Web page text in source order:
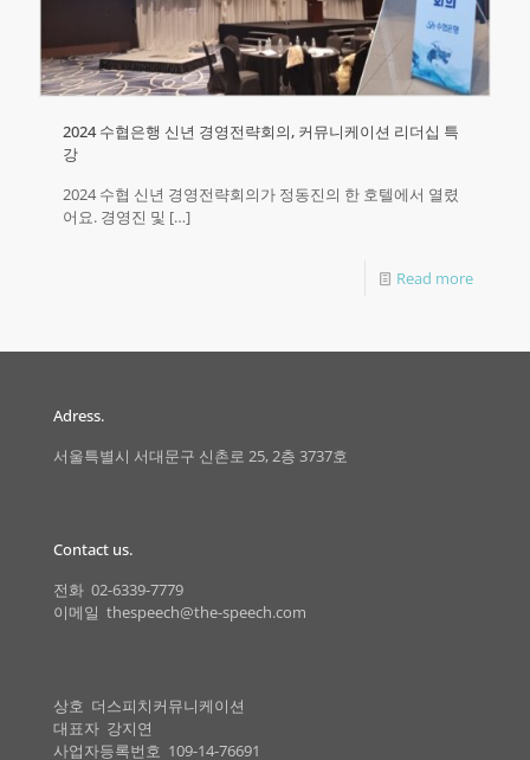
2024 수협은행 신년 경영전략회의, 커뮤니케이션 리더십 특
강
2024 수협 신년 경영전략회의가 정동진의 한 호텔에서 열렸
어요.​ 경영진 및 […]
Read more
Adress.
서울특별시 서대문구 신촌로 25, 2층 3737호
Contact us.
전화 02-6339-7779
이메일 thespeech@the-speech.com
상호 더스피치커뮤니케이션
대표자 강지연
사업자등록번호 109-14-76691